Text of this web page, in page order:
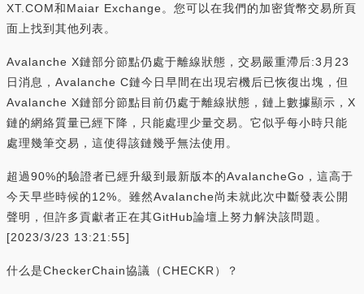
XT.COM和Maiar Exchange。您可以在我們的加密貨幣交易所頁
面上找到其他列表。
Avalanche X鏈部分節點仍處于離線狀態，交易嚴重滯后:3月23
日消息，Avalanche C鏈今日早間在出現宕機后已恢復出塊，但
Avalanche X鏈部分節點目前仍處于離線狀態，鏈上數據顯示，X
鏈的網絡質量已經下降，只能處理少量交易。它似乎每小時只能
處理幾筆交易，這使得該鏈幾乎無法使用。
超過90%的驗證者已經升級到最新版本的AvalancheGo，這高于
今天早些時候的12%。雖然Avalanche尚未就此次中斷發表公開
聲明，但許多貢獻者正在其GitHub論壇上努力解決該問題。
[2023/3/23 13:21:55]
什么是CheckerChain協議（CHECKR）？